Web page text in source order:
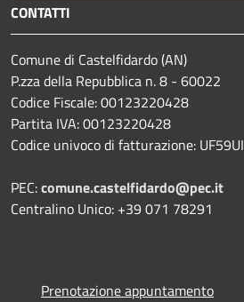
CONTATTI
Comune di Castelfidardo (AN)
P.zza della Repubblica n. 8 - 60022
Codice Fiscale: 00123220428
Partita IVA: 00123220428
Codice univoco di fatturazione: UF59UI
PEC:comune.castelfidardo@pec.it
Centralino Unico: +39 071 78291
Prenotazione appuntamento